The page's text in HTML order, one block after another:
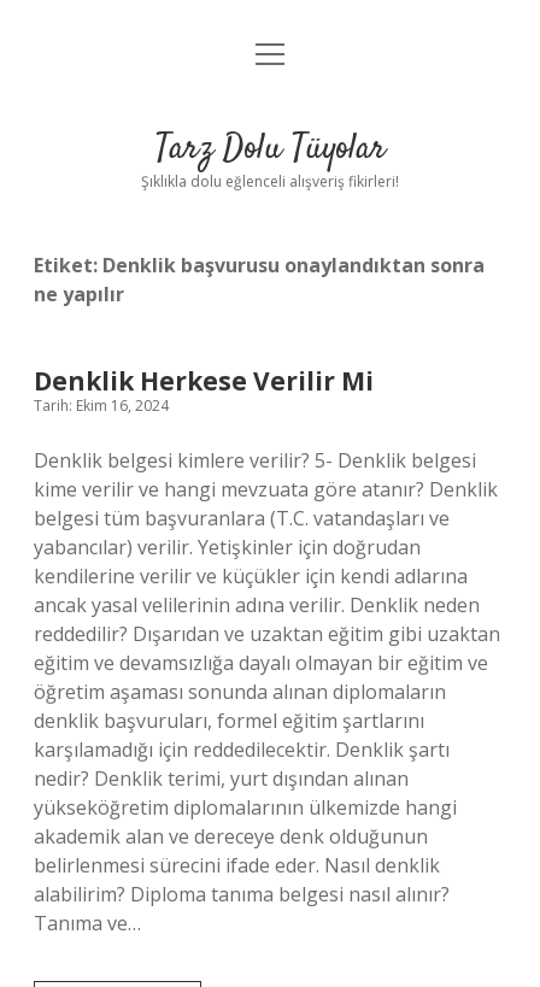
Anasayfa
Yasal Uyarı
menüyü
Tarz Dolu Tüyolar
Şıklıkla dolu eğlenceli alışveriş fikirleri!
Etiket: Denklik başvurusu onaylandıktan sonra
ne yapılır
Denklik Herkese Verilir Mi
Tarih: Ekim 16, 2024
Denklik belgesi kimlere verilir? 5- Denklik belgesi
kime verilir ve hangi mevzuata göre atanır? Denklik
belgesi tüm başvuranlara (T.C. vatandaşları ve
yabancılar) verilir. Yetişkinler için doğrudan
kendilerine verilir ve küçükler için kendi adlarına
ancak yasal velilerinin adına verilir. Denklik neden
reddedilir? Dışarıdan ve uzaktan eğitim gibi uzaktan
eğitim ve devamsızlığa dayalı olmayan bir eğitim ve
öğretim aşaması sonunda alınan diplomaların
denklik başvuruları, formel eğitim şartlarını
karşılamadığı için reddedilecektir. Denklik şartı
nedir? Denklik terimi, yurt dışından alınan
yükseköğretim diplomalarının ülkemizde hangi
akademik alan ve dereceye denk olduğunun
belirlenmesi sürecini ifade eder. Nasıl denklik
alabilirim? Diploma tanıma belgesi nasıl alınır?
Tanıma ve…